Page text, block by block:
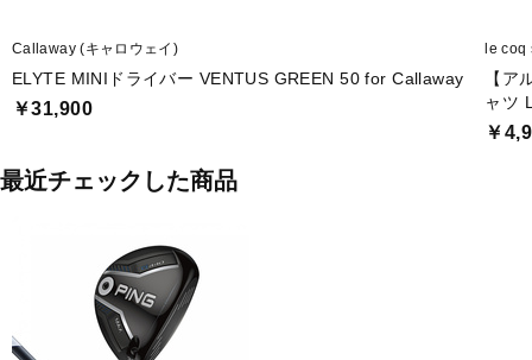
Callaway (キャロウェイ)
ELYTE MINIドライバー VENTUS GREEN 50 for Callaway
￥31,900
le coq
【ア
ャツ
￥
最近チェックした商品